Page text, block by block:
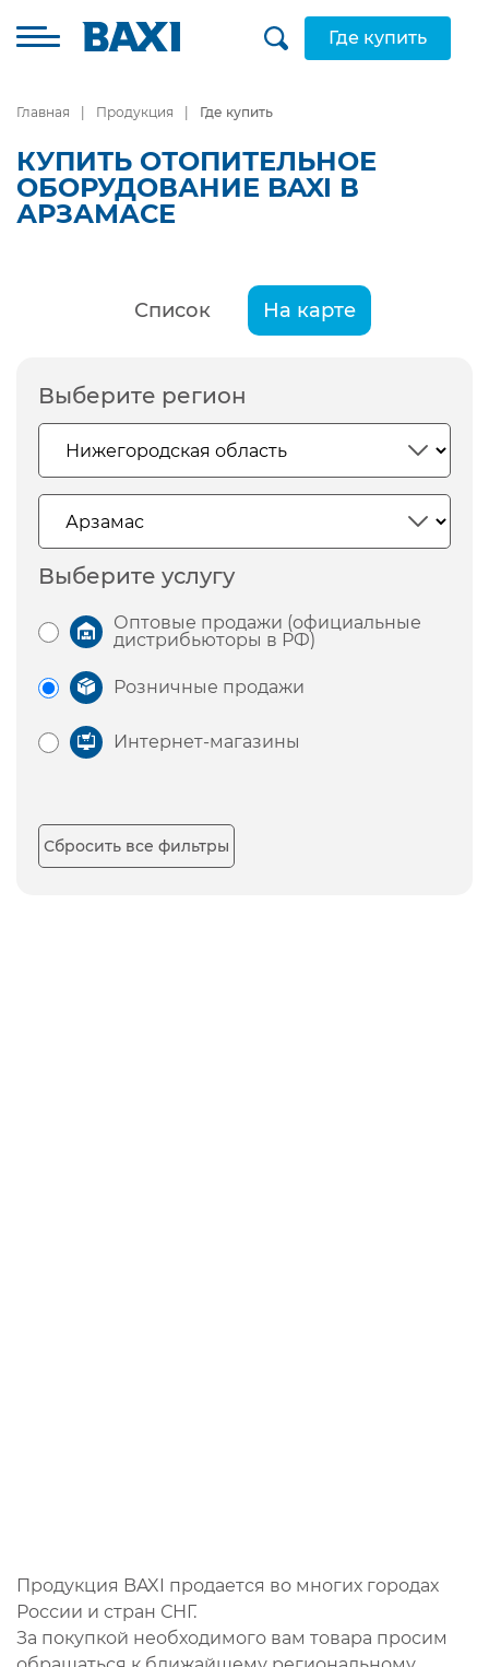
Где купить
Главная Продукция Где купить
КУПИТЬ ОТОПИТЕЛЬНОЕ
ОБОРУДОВАНИЕ BAXI В
АРЗАМАСЕ
Список На карте
Выберите регион
Выберите услугу
Оптовые продажи (официальные
дистрибьюторы в РФ)
Розничные продажи
Интернет-магазины
Сбросить все фильтры
Продукция BAXI продается во многих городах
России и стран СНГ.
За покупкой необходимого вам товара просим